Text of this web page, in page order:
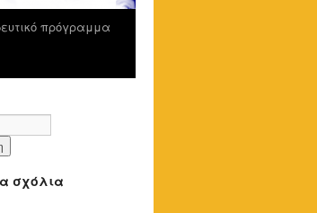
πρόγραμμα
σχόλια